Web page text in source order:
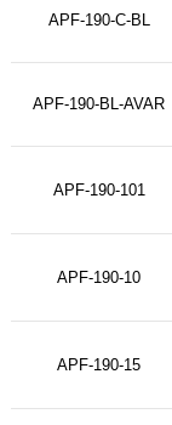
APF-190-C-BL
APF-190-BL-AVAR
APF-190-101
APF-190-10
APF-190-15